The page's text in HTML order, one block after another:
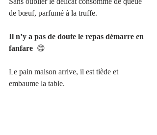
de bœuf, parfumé à la truffe.
Il n’y a pas de doute le repas démarre en
fanfare 😋
Le pain maison arrive, il est tiède et
embaume la table.